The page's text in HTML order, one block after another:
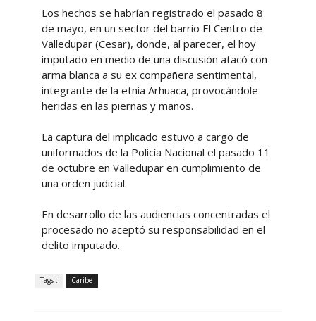
Los hechos se habrían registrado el pasado 8
de mayo, en un sector del barrio El Centro de
Valledupar (Cesar), donde, al parecer, el hoy
imputado en medio de una discusión atacó con
arma blanca a su ex compañera sentimental,
integrante de la etnia Arhuaca, provocándole
heridas en las piernas y manos.
La captura del implicado estuvo a cargo de
uniformados de la Policía Nacional el pasado 11
de octubre en Valledupar en cumplimiento de
una orden judicial.
En desarrollo de las audiencias concentradas el
procesado no aceptó su responsabilidad en el
delito imputado.
Tags : Caribe